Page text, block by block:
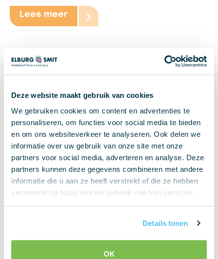
Deze website maakt gebruik van cookies
We gebruiken cookies om content en advertenties te
personaliseren, om functies voor social media te bieden
en om ons websiteverkeer te analyseren. Ook delen we
informatie over uw gebruik van onze site met onze
partners voor social media, adverteren en analyse. Deze
partners kunnen deze gegevens combineren met andere
informatie die u aan ze heeft verstrekt of die ze hebben
verzameld op basis van uw gebruik van hun services.
Details tonen
OK
Lees meer
100% gerecycled kunststof